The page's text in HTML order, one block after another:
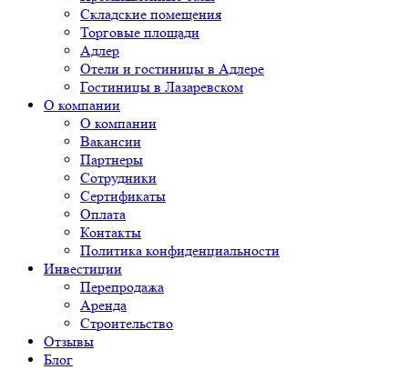
Складские помещения
Торговые площади
Адлер
Отели и гостиницы в Адлере
Гостиницы в Лазаревском
О компании
О компании
Вакансии
Партнеры
Сотрудники
Сертификаты
Оплата
Контакты
Политика конфиденциальности
Инвестиции
Перепродажа
Аренда
Строительство
Отзывы
Блог